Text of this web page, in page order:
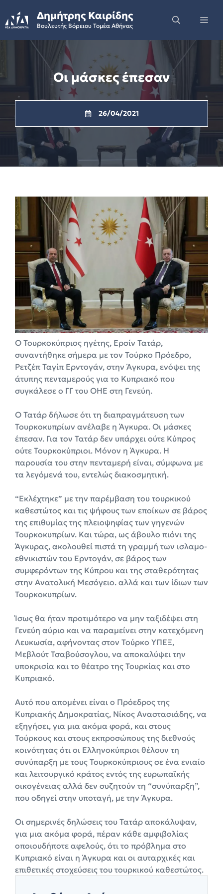
to
content
Δημήτρης Καιρίδης
Βουλευτής Βόρειου Τομέα Αθήνας
Οι μάσκες έπεσαν
26/04/2021
Ο Τουρκοκύπριος ηγέτης, Ερσίν Τατάρ,
συναντήθηκε σήμερα με τον Τούρκο Πρόεδρο,
Ρετζέπ Ταγίπ Ερντογάν, στην Άγκυρα, ενόψει της
άτυπης πενταμερούς για το Κυπριακό που
συγκάλεσε ο ΓΓ του ΟΗΕ στη Γενεύη.
Ο Τατάρ δήλωσε ότι τη διαπραγμάτευση των
Τουρκοκυπρίων ανέλαβε η Άγκυρα. Οι μάσκες
έπεσαν. Για τον Τατάρ δεν υπάρχει ούτε Κύπρος
ούτε Τουρκοκύπριοι. Μόνον η Άγκυρα. Η
παρουσία του στην πενταμερή είναι, σύμφωνα με
τα λεγόμενά του, εντελώς διακοσμητική.
“Εκλέχτηκε” με την παρέμβαση του τουρκικού
καθεστώτος και τις ψήφους των εποίκων σε βάρος
της επιθυμίας της πλειοψηφίας των γηγενών
Τουρκοκυπρίων. Και τώρα, ως άβουλο πιόνι της
Άγκυρας, ακολουθεί πιστά τη γραμμή των ισλαμο-
εθνικιστών του Ερντογάν, σε βάρος των
συμφερόντων της Κύπρου και της σταθερότητας
στην Ανατολική Μεσόγειο. αλλά και των ίδιων των
Τουρκοκυπρίων.
Ίσως θα ήταν προτιμότερο να μην ταξιδέψει στη
Γενεύη αύριο και να παραμείνει στην κατεχόμενη
Λευκωσία, αφήνοντας στον Τούρκο ΥΠΕΞ,
Μεβλούτ Τσαβούσογλου, να αποκαλύψει την
υποκρισία και το θέατρο της Τουρκίας και στο
Κυπριακό.
Αυτό που απομένει είναι ο Πρόεδρος της
Κυπριακής Δημοκρατίας, Νίκος Αναστασιάδης, να
εξηγήσει, για μια ακόμα φορά, και στους
Τούρκους και στους εκπροσώπους της διεθνούς
κοινότητας ότι οι Ελληνοκύπριοι θέλουν τη
συνύπαρξη με τους Τουρκοκύπριους σε ένα ενιαίο
και λειτουργικό κράτος εντός της ευρωπαϊκής
οικογένειας αλλά δεν συζητούν τη “συνύπαρξη”,
που οδηγεί στην υποταγή, με την Άγκυρα.
Οι σημερινές δηλώσεις του Τατάρ αποκάλυψαν,
για μια ακόμα φορά, πέραν κάθε αμφιβολίας
οποιουδήποτε αφελούς, ότι το πρόβλημα στο
Κυπριακό είναι η Άγκυρα και οι αυταρχικές και
επιθετικές στοχεύσεις του τουρκικού καθεστώτος.